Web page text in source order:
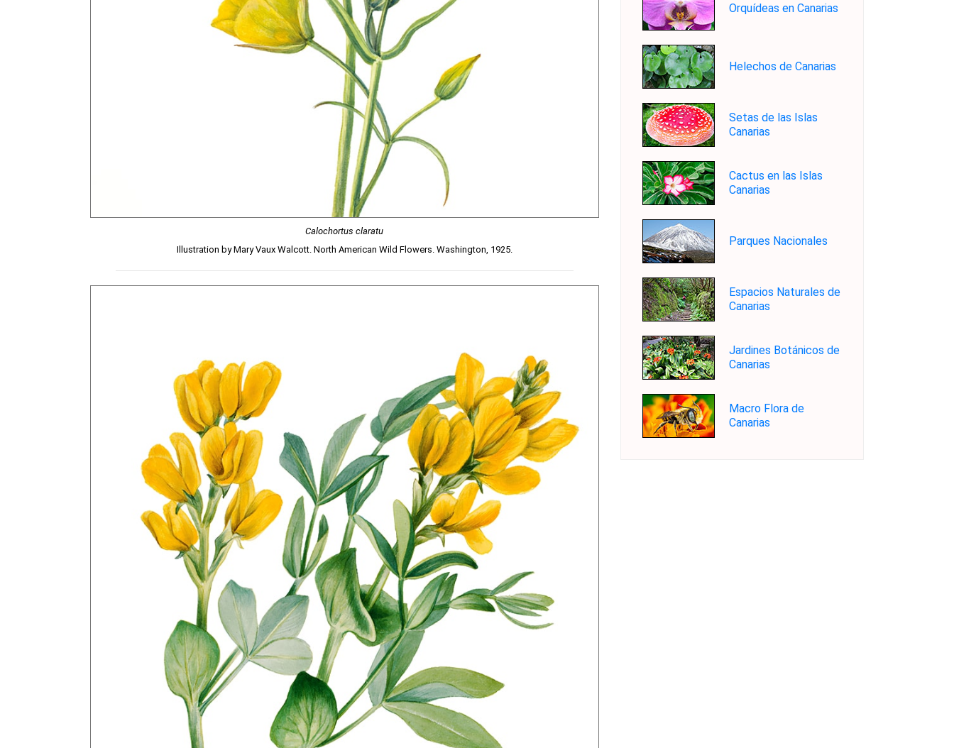
Calochortus claratu
Illustration by Mary Vaux Walcott. North American Wild Flowers. Washington, 1925.
Orquídeas en Canarias
Helechos de Canarias
Setas de las Islas
Canarias
Cactus en las Islas
Canarias
Parques Nacionales
Espacios Naturales de
Canarias
Jardines Botánicos de
Canarias
Macro Flora de
Canarias